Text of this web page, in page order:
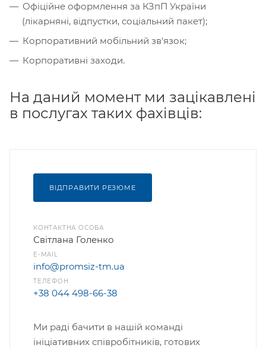
Офіційне оформлення за КЗпП України
(лікарняні, відпустки, соціальний пакет);
Корпоративний мобільний зв'язок;
Корпоративні заходи.
На даний момент ми зацікавлені
в послугах таких фахівців:
ВІДПРАВИТИ РЕЗЮМЕ
КОНТАКТНА ОСОБА
Світлана Голенко
E-MAIL
info@promsiz-tm.ua
ТЕЛЕФОН
+38 044 498-66-38
Ми раді бачити в нашій команді
ініціативних співробітників, готових